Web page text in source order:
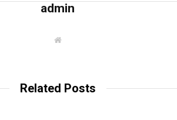
admin
W
Related Posts